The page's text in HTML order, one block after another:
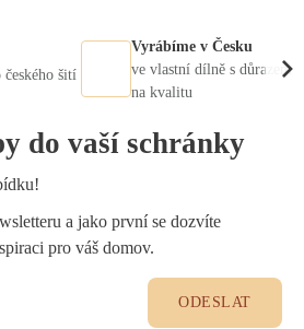
šití
Vyrábíme v Česku
ve vlastní dílně s důrazem
na kvalitu
do vaší schránky
a jako první se dozvíte
pro váš domov.
ODESLAT